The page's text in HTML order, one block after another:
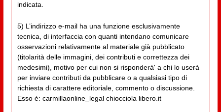
indicata.
5) L’indirizzo e-mail ha una funzione esclusivamente
tecnica, di interfaccia con quanti intendano comunicare
osservazioni relativamente al materiale già pubblicato
(titolarità delle immagini, dei contributi e correttezza dei
medesimi), motivo per cui non si risponderà' a chi lo userà
per inviare contributi da pubblicare o a qualsiasi tipo di
richiesta di carattere editoriale, commento o discussione.
Esso è: carmillaonline_legal chiocciola libero.it